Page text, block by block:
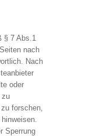
§ 7 Abs.1
nach
Nach
oder
zu
forschen,
Sperrung